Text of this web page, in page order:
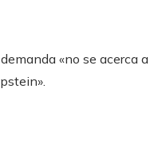
«no se acerca a